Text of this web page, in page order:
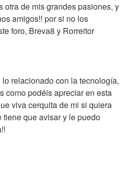
otra de mis grandes pasiones, y
amigos!! por si no los
foro, Breva8 y Rorreitor
relacionado con la tecnología,
como podéis apreciar en esta
viva cerquita de mi si quiera
que avisar y le puedo